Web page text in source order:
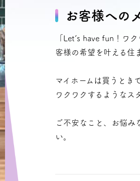
オン
お
船
お客様への
「Let’s have fun！ワ
客様の希望を叶える住
マイホームは買うとき
ワクワクするようなス
ご不安なこと、お悩み
い。